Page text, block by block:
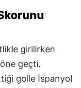
girilirken
geçti.
golle İspanyol